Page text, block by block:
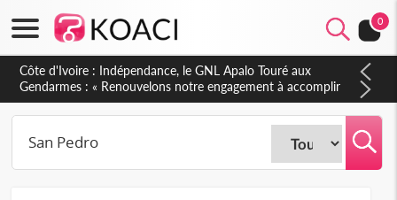
0
Sierra Leone : Un projet de réforme constitutionnelle en
gestation, points clés des amendements, un exclu d'avance